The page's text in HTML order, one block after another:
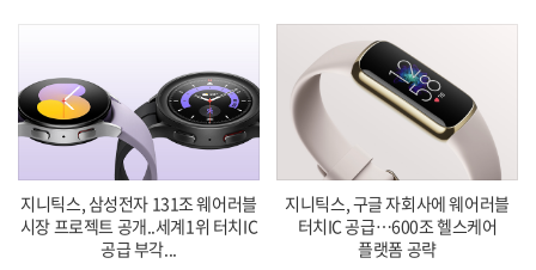
지니틱스, 삼성전자 131조 웨어러블
시장 프로젝트 공개..세계1위 터치IC
공급 부각...
지니틱스, 구글 자회사에 웨어러블
터치IC 공급…600조 헬스케어
플랫폼 공략